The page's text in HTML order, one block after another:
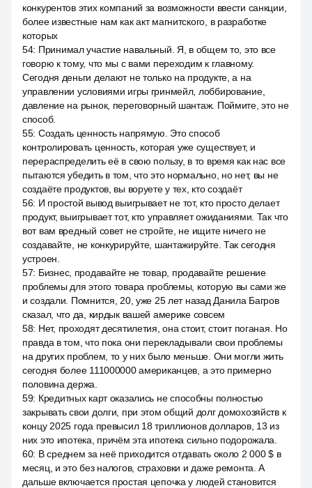
конкурентов этих компаний за возможности ввести санкции,
более известные нам как акт магнитского, в разработке
которых
54: Принимал участие навальный. Я, в общем то, это все
говорю к тому, что мы с вами переходим к главному.
Сегодня деньги делают не только на продукте, а на
управлении условиями игры гринмейл, лоббирование,
давление на рынок, переговорный шантаж. Поймите, это не
способ.
55: Создать ценность напрямую. Это способ
контролировать ценность, которая уже существует, и
перераспределить её в свою пользу, в то время как нас все
пытаются убедить в том, что это нормально, но нет, вы не
создаёте продуктов, вы воруете у тех, кто создаёт
56: И простой вывод выигрывает не тот, кто просто делает
продукт, выигрывает тот, кто управляет ожиданиями. Так что
вот вам вредный совет не стройте, не ищите ничего не
создавайте, не конкурируйте, шантажируйте. Так сегодня
устроен.
57: Бизнес, продавайте не товар, продавайте решение
проблемы для этого товара проблемы, которую вы сами же
и создали. Помнится, 20, уже 25 лет назад Данила Багров
сказал, что да, кирдык вашей америке совсем
58: Нет, проходят десятилетия, она стоит, стоит поганая. Но
правда в том, что пока они перекладывали свои проблемы
на других проблем, то у них было меньше. Они могли жить
сегодня более 111000000 американцев, а это примерно
половина держа.
59: Кредитных карт оказались не способны полностью
закрывать свои долги, при этом общий долг домохозяйств к
концу 2025 года превысил 18 триллионов долларов, 13 из
них это ипотека, причём эта ипотека сильно подорожала.
60: В среднем за неё приходится отдавать около 2 000 $ в
месяц, и это без налогов, страховки и даже ремонта. А
дальше включается простая цепочка у людей становится